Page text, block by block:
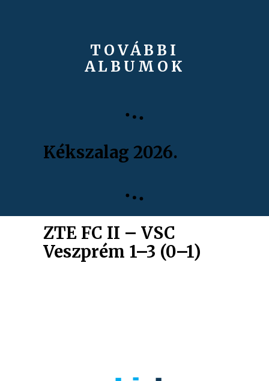
TOVÁBBI
ALBUMOK
Kékszalag 2026.
ZTE FC II – VSC
Veszprém 1–3 (0–1)